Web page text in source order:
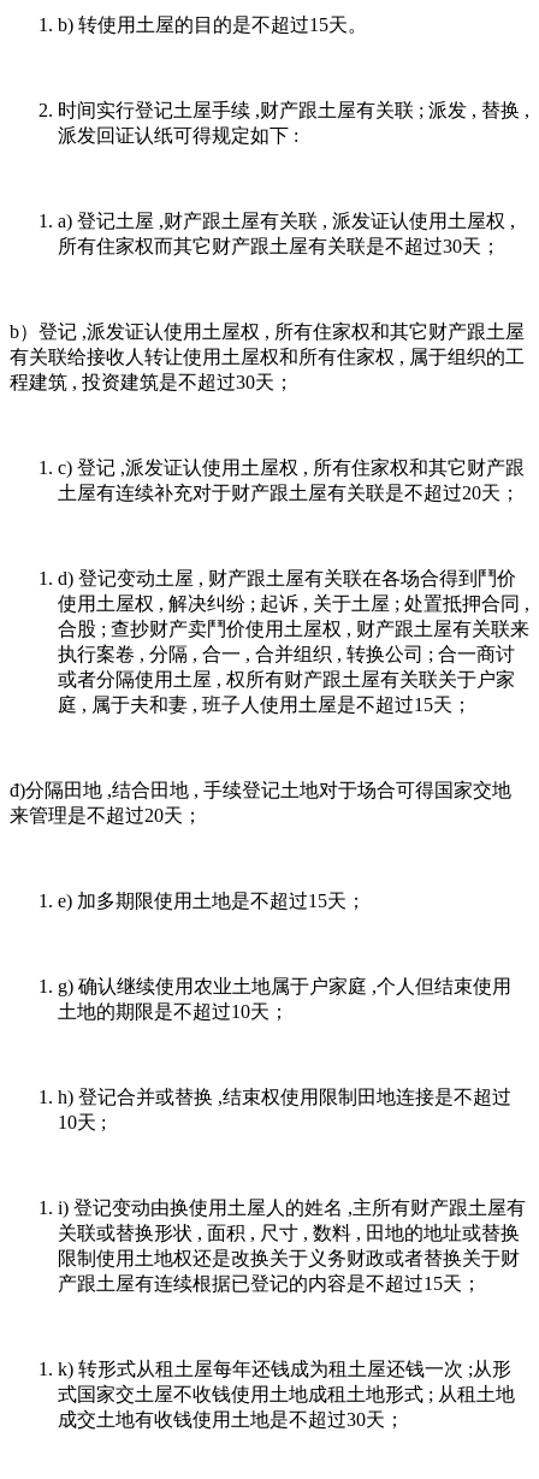
b) 转使用土屋的目的是不超过15天。
时间实行登记土屋手续 ,财产跟土屋有关联 ; 派发 , 替换 ,
派发回证认纸可得规定如下 :
a) 登记土屋 ,财产跟土屋有关联 , 派发证认使用土屋权 ,
所有住家权而其它财产跟土屋有关联是不超过30天；
b）登记 ,派发证认使用土屋权 , 所有住家权和其它财产跟土屋
有关联给接收人转让使用土屋权和所有住家权 , 属于组织的工
程建筑 , 投资建筑是不超过30天；
c) 登记 ,派发证认使用土屋权 , 所有住家权和其它财产跟
土屋有连续补充对于财产跟土屋有关联是不超过20天；
d) 登记变动土屋 , 财产跟土屋有关联在各场合得到鬥价
使用土屋权 , 解决纠纷 ; 起诉 , 关于土屋 ; 处置抵押合同 ,
合股 ; 查抄财产卖鬥价使用土屋权 , 财产跟土屋有关联来
执行案卷 , 分隔 , 合一 , 合并组织 , 转换公司 ; 合一商讨
或者分隔使用土屋 , 权所有财产跟土屋有关联关于户家
庭 , 属于夫和妻 , 班子人使用土屋是不超过15天；
đ)分隔田地 ,结合田地 , 手续登记土地对于场合可得国家交地
来管理是不超过20天；
e) 加多期限使用土地是不超过15天；
g) 确认继续使用农业土地属于户家庭 ,个人但结束使用
土地的期限是不超过10天；
h) 登记合并或替换 ,结束权使用限制田地连接是不超过
10天 ;
i) 登记变动由换使用土屋人的姓名 ,主所有财产跟土屋有
关联或替换形状 , 面积 , 尺寸 , 数料 , 田地的地址或替换
限制使用土地权还是改换关于义务财政或者替换关于财
产跟土屋有连续根据已登记的内容是不超过15天；
k) 转形式从租土屋每年还钱成为租土屋还钱一次 ;从形
式国家交土屋不收钱使用土地成租土地形式 ; 从租土地
成交土地有收钱使用土地是不超过30天；